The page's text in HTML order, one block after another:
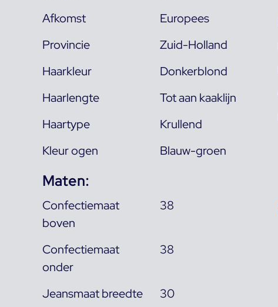
Afkomst
Europees
Provincie
Zuid-Holland
Haarkleur
Donkerblond
Haarlengte
Tot aan kaaklijn
Haartype
Krullend
Kleur ogen
Blauw-groen
Maten:
Confectiemaat
boven
38
Confectiemaat
onder
38
Jeansmaat breedte
30